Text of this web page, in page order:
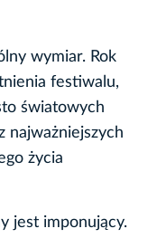
wymiar. Rok
festiwalu,
światowych
najważniejszych
życia
jest imponujący.